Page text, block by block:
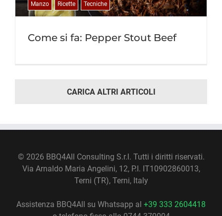
Come si fa: Pepper Stout Beef
Manzo Ricette Tecniche
CARICA ALTRI ARTICOLI
© 2026 BBQ4All Consulting S.r.l. Tutti i diritti riservati.
Via Arnaldo Maria Angelini, 12, P.I. IT10902860013,
Terni (TR), Terni, Italy
Assistenza BBQ4All su Whatsapp al +39 333 2604418